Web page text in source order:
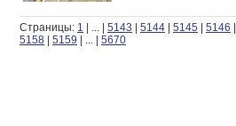
Страницы: 1 | | 5143 | 5144 | 5145 | 5146 |
5158 | 5159 | | 5670